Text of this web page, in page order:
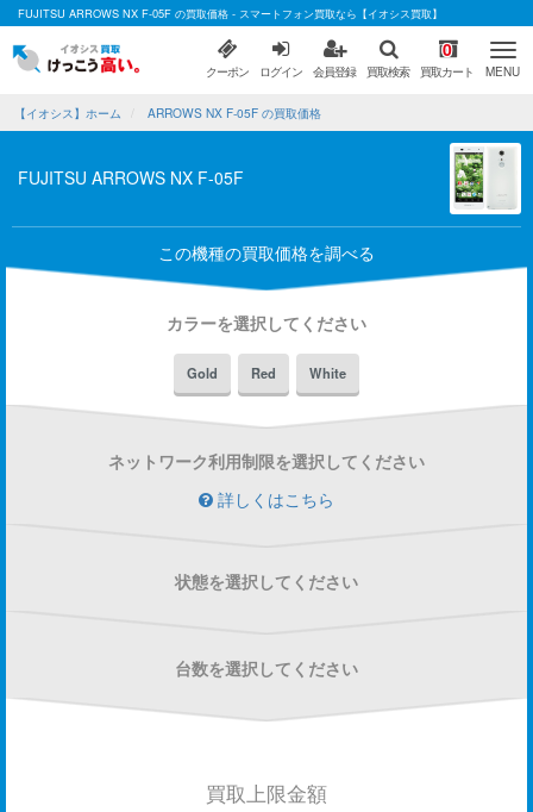
FUJITSU ARROWS NX F-05F の買取価格 - スマートフォン買取なら【イオシス買取】
クーポン ログイン 会員登録 買取検索
0
買取カート MENU
【イオシス】ホーム ARROWS NX F-05F の買取価格
FUJITSU ARROWS NX F-05F
この機種の買取価格を調べる
カラーを選択してください
Gold Red White
ネットワーク利用制限を選択してください
詳しくはこちら
状態を選択してください
台数を選択してください
買取上限金額